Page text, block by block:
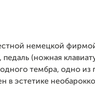
немецкой
педаль (ножная
тембра, одно из
в эстетике